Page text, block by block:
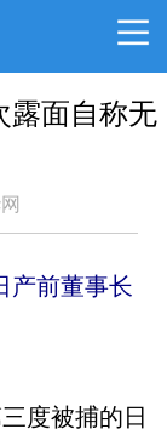
露面自称无
产前董事长
度被捕的日